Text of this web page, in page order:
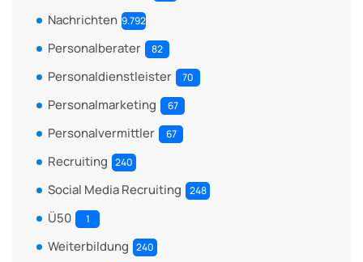
Nachrichten 9.792
Personalberater 82
Personaldienstleister 70
Personalmarketing 67
Personalvermittler 67
Recruiting 240
Social Media Recruiting 248
Ü50 1
Weiterbildung 240